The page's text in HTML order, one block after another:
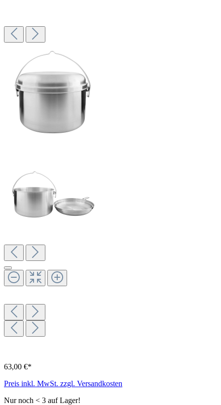
63,00 €*
Preis inkl. MwSt. zzgl. Versandkosten
Nur noch < 3 auf Lager!